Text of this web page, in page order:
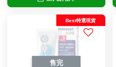
售完
Best特選現貨